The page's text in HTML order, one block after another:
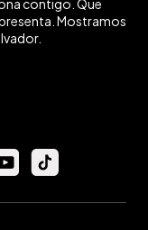
contigo. Que
Mostramos